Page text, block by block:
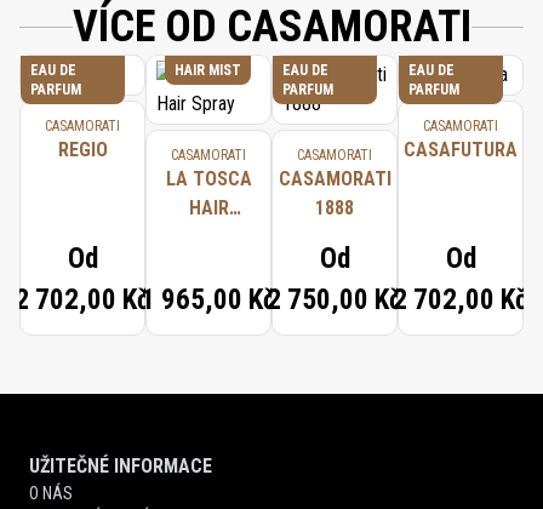
VÍCE OD CASAMORATI
EAU DE
PARFUM
CASAMORATI
REGIO
Od
2 702,00 Kč
HAIR MIST
CASAMORATI
LA TOSCA
HAIR
1 965,00 Kč
EAU DE
PARFUM
CASAMORATI
CASAMORATI
1888
Od
2 750,00 Kč
EAU DE
PARFUM
CASAMORATI
CASAFUTURA
Od
2 702,00 Kč
UŽITEČNÉ INFORMACE
O NÁS